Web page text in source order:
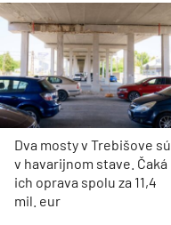
Dva mosty v Trebišove sú
v havarijnom stave. Čaká
ich oprava spolu za 11,4
mil. eur